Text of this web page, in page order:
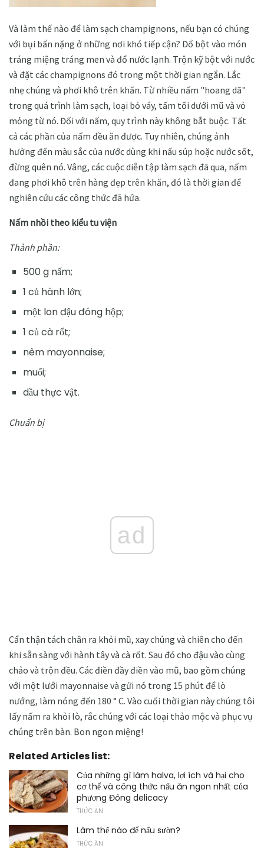
Và làm thế nào để làm sạch champignons, nếu bạn có chúng
với bụi bẩn nặng ở những nơi khó tiếp cận? Đổ bột vào món
tráng miệng tráng men và đổ nước lạnh. Trộn kỹ bột với nước
và đặt các champignons đó trong một thời gian ngắn. Lắc
nhẹ chúng và phơi khô trên khăn. Từ nhiều nấm "hoang dã"
trong quá trình làm sạch, loại bỏ váy, tấm tối dưới mũ và vỏ
mỏng từ nó. Đối với nấm, quy trình này không bắt buộc. Tất
cả các phần của nấm đều ăn được. Tuy nhiên, chúng ảnh
hưởng đến màu sắc của nước dùng khi nấu súp hoặc nước sốt,
đừng quên nó. Vâng, các cuộc diễn tập làm sạch đã qua, nấm
đang phơi khô trên hàng đẹp trên khăn, đó là thời gian để
nghiên cứu các công thức đã hứa.
Nấm nhồi theo kiểu tu viện
Thành phần:
500 g nấm;
1 củ hành lớn;
một lon đậu đóng hộp;
1 củ cà rốt;
nêm mayonnaise;
muối;
dầu thực vật.
Chuẩn bị
ad
Cẩn thận tách chân ra khỏi mũ, xay chúng và chiên cho đến
khi sẵn sàng với hành tây và cà rốt. Sau đó cho đậu vào cùng
chảo và trộn đều. Các điền đầy điền vào mũ, bao gồm chúng
với một lưới mayonnaise và gửi nó trong 15 phút để lò
nướng, làm nóng đến 180 ° C. Vào cuối thời gian này chúng tôi
lấy nấm ra khỏi lò, rắc chúng với các loại thảo mộc và phục vụ
chúng trên bàn. Bon ngon miệng!
Related Articles list:
Của những gì làm halva, lợi ích và hại cho
cơ thể và công thức nấu ăn ngon nhất của
phương Đông delicacy
THỨC ĂN
Làm thế nào để nấu sườn?
THỨC ĂN